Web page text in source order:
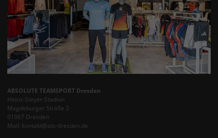
ABSOLUTE TEAMSPORT Dresden
Heinz-Steyer-Stadion
Magdeburger Straße 2
01067 Dresden
Mail: kontakt@ats-dresden.de